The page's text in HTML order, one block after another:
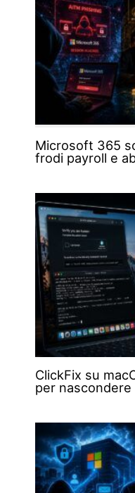
Microsoft 365
frodi payroll e
ClickFix su
per